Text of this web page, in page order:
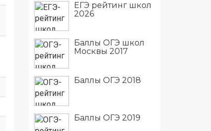
ЕГЭ рейтинг школ
2026
Баллы ОГЭ школ
Москвы 2017
Баллы ОГЭ 2018
Баллы ОГЭ 2019